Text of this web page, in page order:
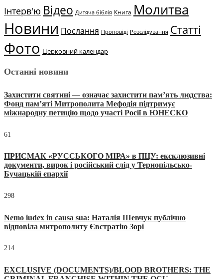
Інтерв'ю Відео Дитяча біблія Книга Молитва
Новини Послання Проповіді Розслідування Статті
Фото Церковний календар
Останні новини
Захистити святині — означає захистити пам’ять людства:
Фонд пам’яті Митрополита Мефодія підтримує
міжнародну петицію щодо участі Росії в ЮНЕСКО
61
ПРИСМАК «РУССЬКОГО МІРА» в ПЦУ: ексклюзивні
документи, вирок і російський слід у Тернопільсько-
Бучацькій єпархії
298
Nemo iudex in causa sua: Наталія Шевчук публічно
відповіла митрополиту Євстратію Зорі
214
EXCLUSIVE (DOCUMENTS)/BLOOD BROTHERS: THE